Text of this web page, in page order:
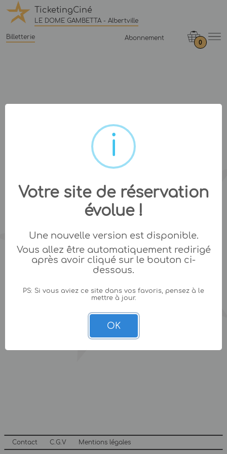
TicketingCiné
LE DOME GAMBETTA - Albertville
Billetterie Abonnement
0
Contact C.G.V Mentions légales
Votre site de réservation
évolue !
Une nouvelle version est disponible.
Vous allez être automatiquement redirigé
après avoir cliqué sur le bouton ci-
dessous.
PS: Si vous aviez ce site dans vos favoris, pensez à le
mettre à jour.
OK